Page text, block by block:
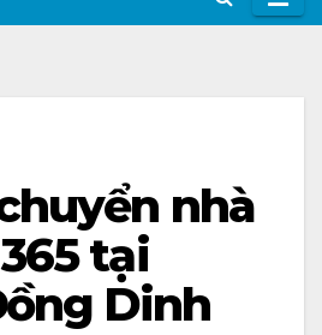
nhà
tại
Dinh